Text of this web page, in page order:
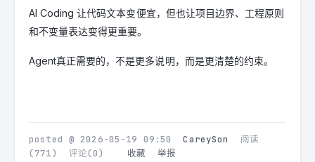
AI Coding 让代码文本变便宜，但也让项目边界、工程原则
和不变量表达变得更重要。
Agent真正需要的，不是更多说明，而是更清楚的约束。
posted @2026-05-19 09:50 CareySon
阅读
(771) 评论(0) 收藏 举报